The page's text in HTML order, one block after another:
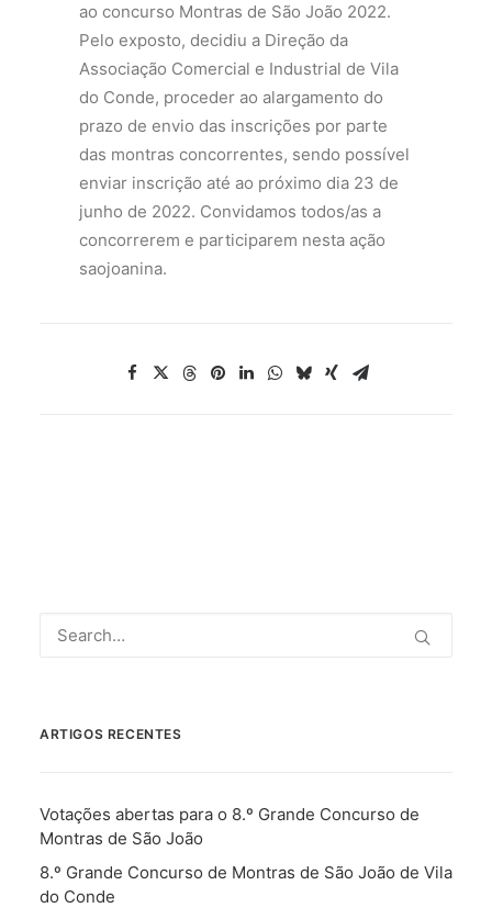
ao concurso Montras de São João 2022.
Pelo exposto, decidiu a Direção da
Associação Comercial e Industrial de Vila
do Conde, proceder ao alargamento do
prazo de envio das inscrições por parte
das montras concorrentes, sendo possível
enviar inscrição até ao próximo dia 23 de
junho de 2022. Convidamos todos/as a
concorrerem e participarem nesta ação
saojoanina.
ARTIGOS RECENTES
Votações abertas para o 8.º Grande Concurso de
Montras de São João
8.º Grande Concurso de Montras de São João de Vila
do Conde